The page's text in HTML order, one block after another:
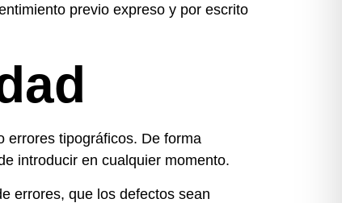
previo expreso y por escrito
errores tipográficos. De forma
introducir en cualquier momento.
errores, que los defectos sean